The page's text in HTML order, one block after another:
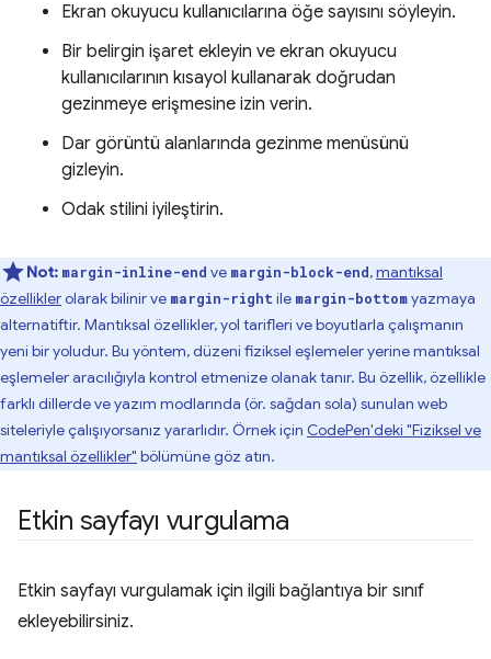
Ekran okuyucu kullanıcılarına öğe sayısını söyleyin.
Bir belirgin işaret ekleyin ve ekran okuyucu
kullanıcılarının kısayol kullanarak doğrudan
gezinmeye erişmesine izin verin.
Dar görüntü alanlarında gezinme menüsünü
gizleyin.
Odak stilini iyileştirin.
Not: margin-inline-end ve margin-block-end,mantıksal
özelliklerolarak bilinir ve margin-right ile margin-bottomyazmaya
alternatiftir. Mantıksal özellikler, yol tarifleri ve boyutlarla çalışmanın
yeni bir yoludur. Bu yöntem, düzeni fiziksel eşlemeler yerine mantıksal
eşlemeler aracılığıyla kontrol etmenize olanak tanır. Bu özellik, özellikle
farklı dillerde ve yazım modlarında (ör. sağdan sola) sunulan web
siteleriyle çalışıyorsanız yararlıdır. Örnek için CodePen'deki "Fiziksel ve
mantıksal özellikler" bölümüne göz atın.
Etkin sayfayı vurgulama
Etkin sayfayı vurgulamak için ilgili bağlantıya bir sınıf
ekleyebilirsiniz.